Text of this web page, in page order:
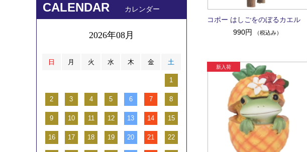
コポー はしごをのぼるカエル
990円
（税込み）
CALENDAR カレンダー
2026年08月
日 月 火 水 木 金 土
1
2 3 4 5 6 7 8
9 10 11 12 13 14 15
16 17 18 19 20 21 22